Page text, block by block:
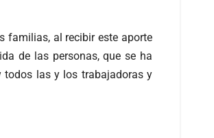
familias, al recibir este aporte
de las personas, que se ha
todos las y los trabajadoras y